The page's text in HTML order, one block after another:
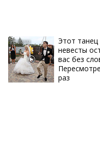
Этот танец
невесты
вас без
раз